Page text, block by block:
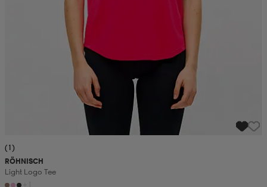
(1)
RÖHNISCH
Light Logo Tee